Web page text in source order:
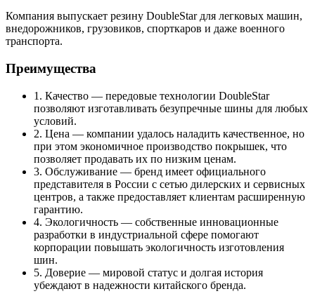
Компания выпускает резину DoubleStar для легковых машин,
внедорожников, грузовиков, спорткаров и даже военного
транспорта.
Преимущества
1. Качество — передовые технологии DoubleStar
позволяют изготавливать безупречные шины для любых
условий.
2. Цена — компании удалось наладить качественное, но
при этом экономичное производство покрышек, что
позволяет продавать их по низким ценам.
3. Обслуживание — бренд имеет официального
представителя в России с сетью дилерских и сервисных
центров, а также предоставляет клиентам расширенную
гарантию.
4. Экологичность — собственные инновационные
разработки в индустриальной сфере помогают
корпорации повышать экологичность изготовления
шин.
5. Доверие — мировой статус и долгая история
убеждают в надежности китайского бренда.